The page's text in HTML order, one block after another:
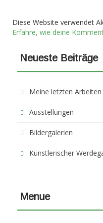
Diese Website verwendet
Erfahre, wie deine
Neueste Beiträge
Meine letzten Arbeiten
Ausstellungen
Bildergalerien
Künstlerischer
Menue